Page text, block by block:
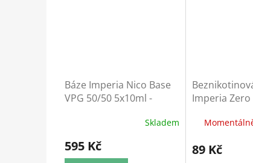
Báze Imperia Nico Base
VPG 50/50 5x10ml -
Skladem
595 Kč
Imperia Zero
89 Kč